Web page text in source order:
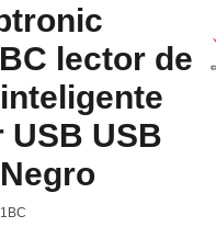
lector de
USB USB